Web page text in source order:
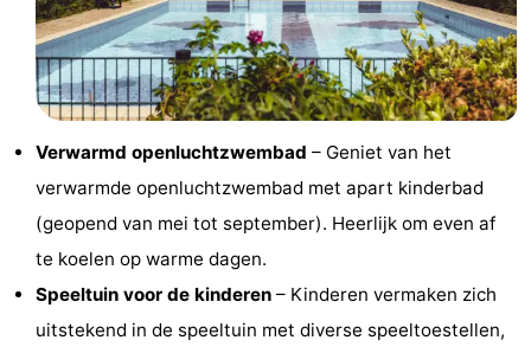
Texel
Sluftervallei
Strandhuys
Villapark
Texel
Vogelmient
minutes
Strand
Bezienswaardigheden
Verwarmd openluchtzwembad – Geniet van het
verwarmde openluchtzwembad met apart kinderbad
(geopend van mei tot september). Heerlijk om even af
te koelen op warme dagen.
Speeltuin voor de kinderen – Kinderen vermaken zich
uitstekend in de speeltuin met diverse speeltoestellen,